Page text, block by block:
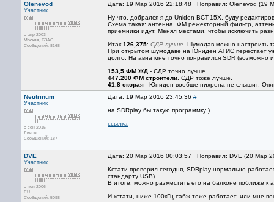
Olenevod
Участник
с апр 2003
Москва, СЗАО
Сообщений: 8168
Дата: 19 Мар 2016 22:18:48 · Поправил: Olenevod (19
Ну что, добрался я до Uniden BCT-15X, буду
Схема такая: антенна, ФМ режекторный фильтр,
приемники идут. Менял местами, чтобы исключить
Итак 126,375: СДР лучше.
Шумодав можно настроить
При открытом шумодаве на Юниден АТИС перестает
долго. На авиа мне точно понравился SDR (возможно
153,5 ФМ ЖД - СДР точно лучше.
447.200 ФМ строители . СДР тоже лучше.
41.8 скорая - Юниден вообще нихрена не слышит.
Neutrinum
Участник
с сен 2015
Львов
Сообщений: 187
Дата: 19 Мар 2016 23:45:36 #
на SDRplay бы такую программку )
ссылка
DVE
Участник
с ноя 2006
EU
Сообщений: 5098
Дата: 20 Мар 2016 00:03:57 · Поправил: DVE (20 Мар
Кстати проверил сегодня, SDRplay нормально
стандарту USB).
В итоге, можно разместить его на балконе поближе к
И кстати, ниже 100кГц сабж тоже работает, или мне